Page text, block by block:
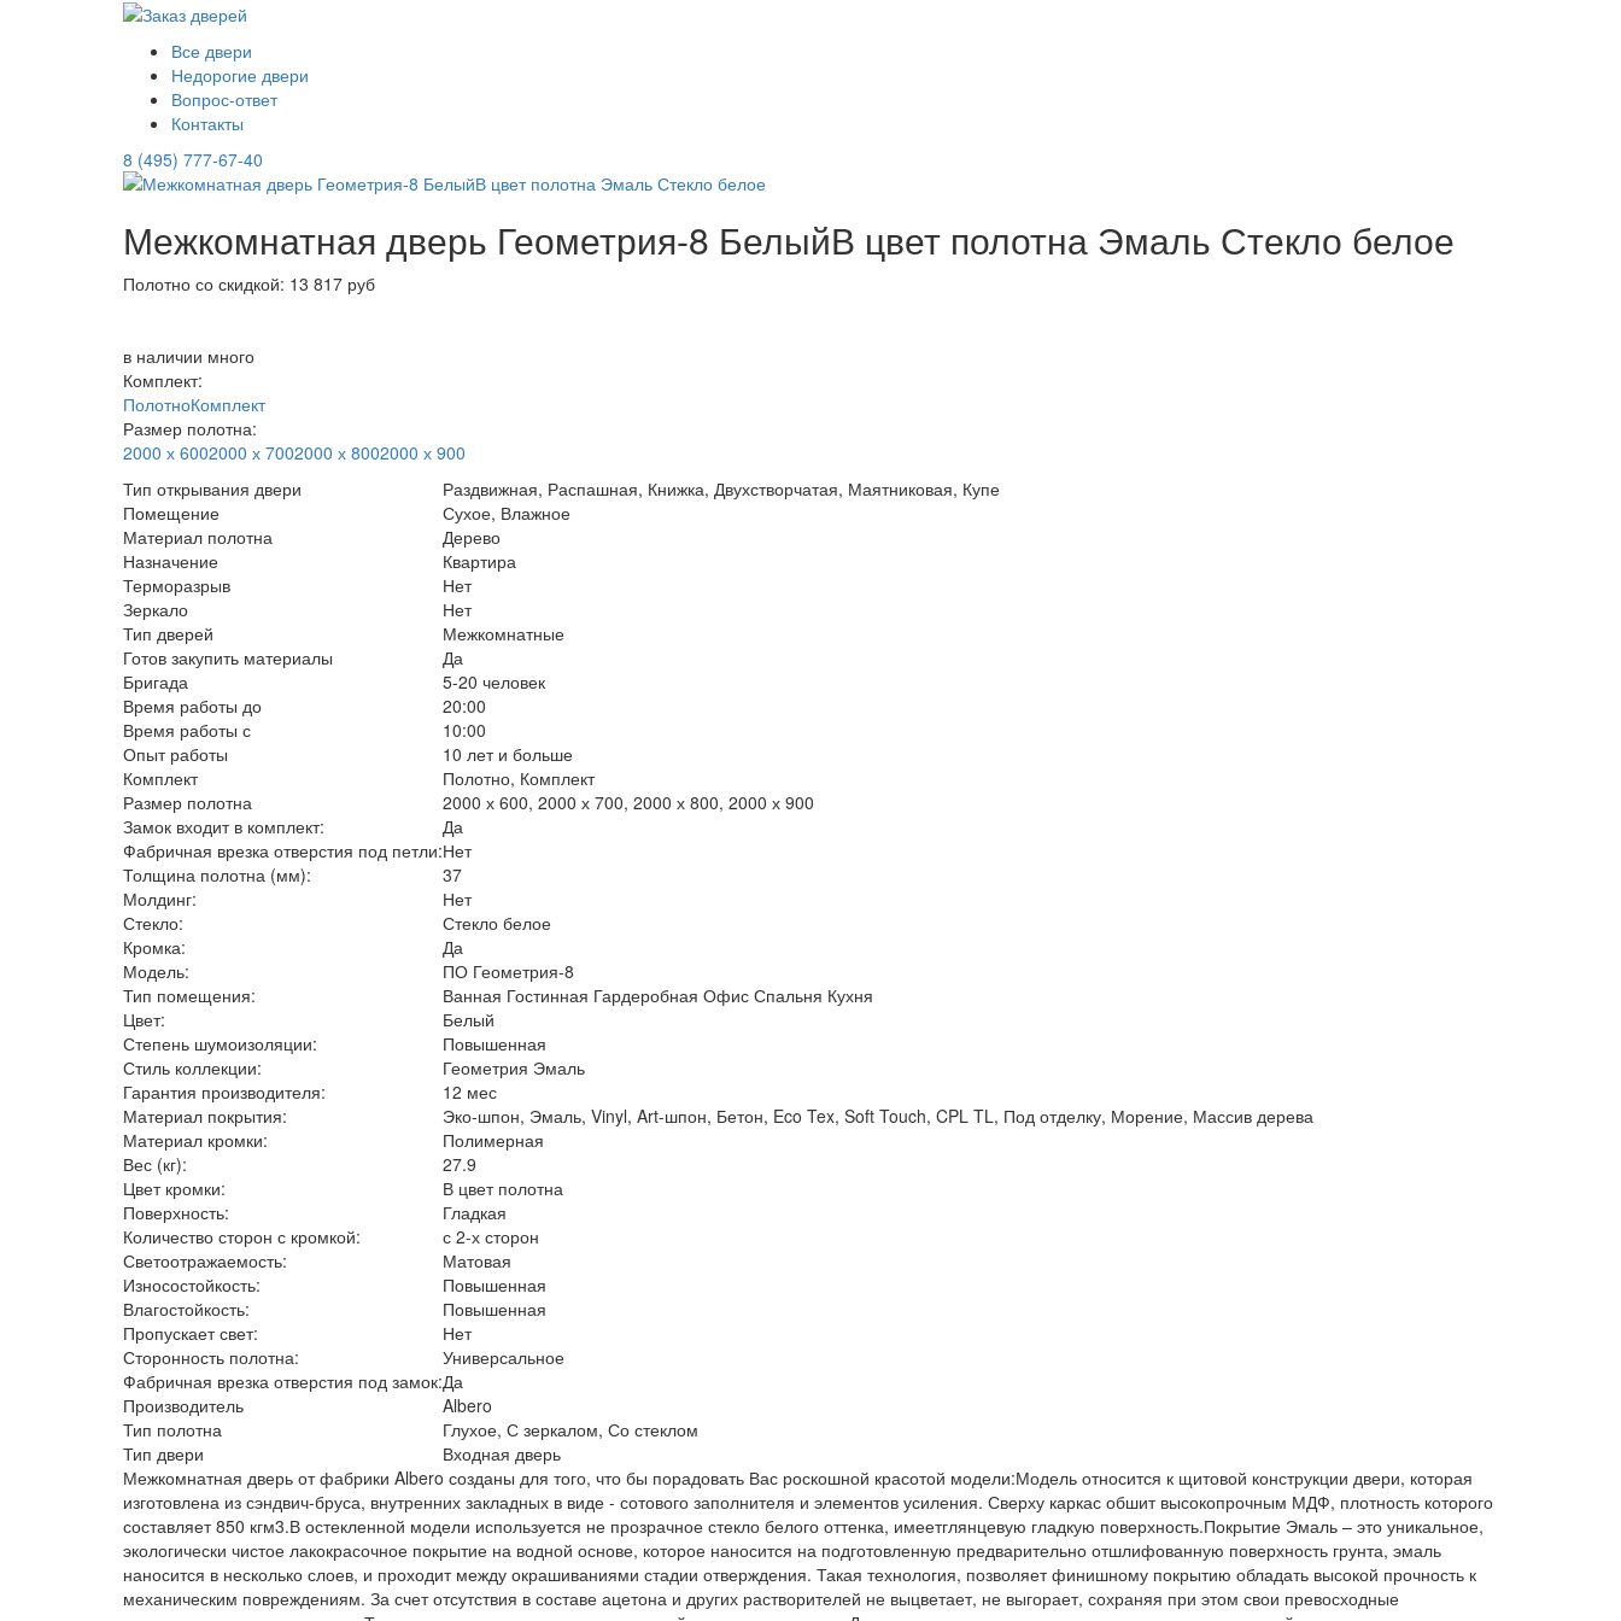
Все двери
Недорогие двери
Вопрос-ответ
Контакты
8 (495) 777-67-40
Межкомнатная дверь Геометрия-8 БелыйВ цвет полотна Эмаль Стекло белое
Полотно со скидкой: 13 817 руб
в наличии много
Комплект:
ПолотноКомплект
Размер полотна:
2000 х 6002000 х 7002000 х 8002000 х 900
Тип открывания двери
Раздвижная, Распашная, Книжка, Двухстворчатая, Маятниковая, Купе
Помещение
Сухое, Влажное
Материал полотна
Дерево
Назначение
Квартира
Терморазрыв
Нет
Зеркало
Нет
Тип дверей
Межкомнатные
Готов закупить материалы
Да
Бригада
5-20 человек
Время работы до
20:00
Время работы с
10:00
Опыт работы
10 лет и больше
Комплект
Полотно, Комплект
Размер полотна
2000 х 600, 2000 х 700, 2000 х 800, 2000 х 900
Замок входит в комплект:
Да
Фабричная врезка отверстия под петли:Нет
Толщина полотна (мм):
37
Молдинг:
Нет
Стекло:
Стекло белое
Кромка:
Да
Модель:
ПО Геометрия-8
Тип помещения:
Ванная Гостинная Гардеробная Офис Спальня Кухня
Цвет:
Белый
Степень шумоизоляции:
Повышенная
Стиль коллекции:
Геометрия Эмаль
Гарантия производителя:
12 мес
Материал покрытия:
Эко-шпон, Эмаль, Vinyl, Art-шпон, Бетон, Eco Tex, Soft Touch, CPL TL, Под отделку, Морение, Массив дерева
Материал кромки:
Полимерная
Вес (кг):
27.9
Цвет кромки:
В цвет полотна
Поверхность:
Гладкая
Количество сторон с кромкой:
с 2-х сторон
Светоотражаемость:
Матовая
Износостойкость:
Повышенная
Влагостойкость:
Повышенная
Пропускает свет:
Нет
Сторонность полотна:
Универсальное
Фабричная врезка отверстия под замок:Да
Производитель
Albero
Тип полотна
Глухое, С зеркалом, Со стеклом
Тип двери
Входная дверь
Межкомнатная дверь от фабрики Albero созданы для того, что бы порадовать Вас роскошной красотой модели:Модель относится к щитовой конструкции двери, которая
изготовлена из сэндвич-бруса, внутренних закладных в виде - сотового заполнителя и элементов усиления. Сверху каркас обшит высокопрочным МДФ, плотность которого
составляет 850 кгм3.В остекленной модели используется не прозрачное стекло белого оттенка, имеетглянцевую гладкую поверхность.Покрытие Эмаль – это уникальное,
экологически чистое лакокрасочное покрытие на водной основе, которое наносится на подготовленную предварительно отшлифованную поверхность грунта, эмаль
наносится в несколько слоев, и проходит между окрашиваниями стадии отверждения. Такая технология, позволяет финишному покрытию обладать высокой прочность к
механическим повреждениям. За счет отсутствия в составе ацетона и других растворителей не выцветает, не выгорает, сохраняя при этом свои превосходные